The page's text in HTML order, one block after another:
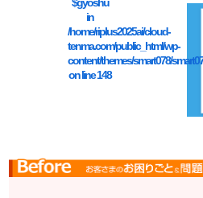
in
/home/riplus2025ai/cloud-
tenma.com/public_html/wp-
content/themes/smart078/
on line148